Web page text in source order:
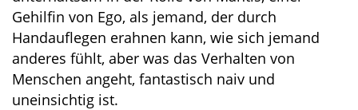
Gehilfin von Ego, als jemand, der durch
Handauflegen erahnen kann, wie sich jemand
anderes fühlt, aber was das Verhalten von
Menschen angeht, fantastisch naiv und
uneinsichtig ist.